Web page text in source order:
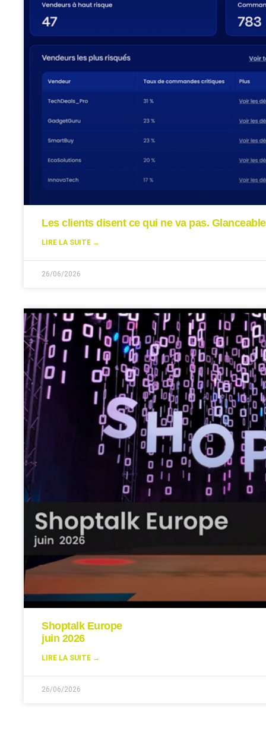
Les clients disent ce qui ne va pas.
LIRE LA SUITE →
26/06/2026
Shoptalk Europe
juin 2026
LIRE LA SUITE →
26/06/2026